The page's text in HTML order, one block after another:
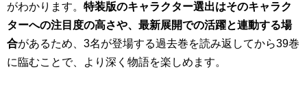
がわかります。 特装版のキャラクター選出はそのキャラク
ターへの注目度の高さや、最新展開での活躍と連動する場
合があるため、3名が登場する過去巻を読み返してから39巻
に臨むことで、より深く物語を楽しめます。